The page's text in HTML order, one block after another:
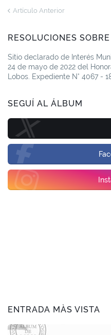
Artículo Anterior
RESOLUCIONES
Sitio declarado de Interés
24 de mayo de 2022 del
Lobos. Expediente N° 4067 -
SEGUÍ AL ÁLBUM
ENTRADA MÀS VISTA